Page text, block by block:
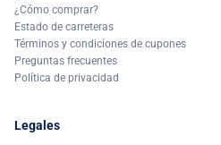
¿Cómo comprar?
Estado de carreteras
Términos y condiciones de cupones
Preguntas frecuentes
Política de privacidad
Legales